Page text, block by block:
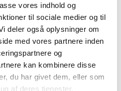
vores indhold og
til sociale medier og til
deler også oplysninger om
med vores partnere inden
og
kan kombinere disse
du har givet dem, eller som
af deres tjenester.
2027, kl. 10:30 -
Brøndby
2660 Brøndby